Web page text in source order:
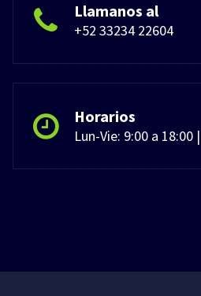
Llamanos al
+52 33234 22604
Horarios
Lun-Vie: 9:00 a 18:00